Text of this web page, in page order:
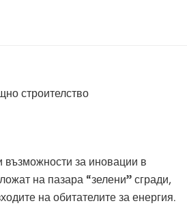
за иновации в
на пазара “зелени” сгради,
на обитателите за енергия.